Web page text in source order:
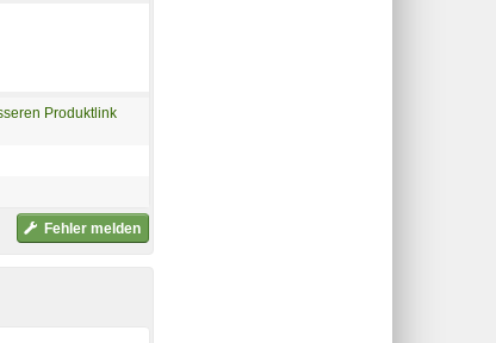
Produktlink
Fehler melden